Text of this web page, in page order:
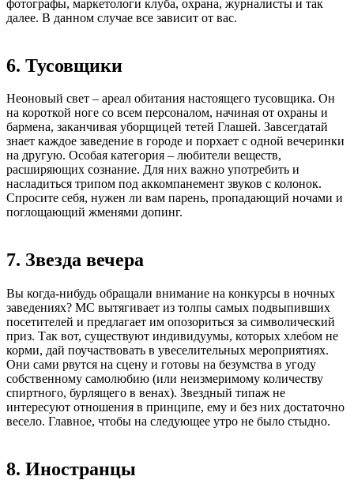
фотографы, маркетологи клуба, охрана, журналисты и так
далее. В данном случае все зависит от вас.
6. Тусовщики
Неоновый свет – ареал обитания настоящего тусовщика. Он
на короткой ноге со всем персоналом, начиная от охраны и
бармена, заканчивая уборщицей тетей Глашей. Завсегдатай
знает каждое заведение в городе и порхает с одной вечеринки
на другую. Особая категория – любители веществ,
расширяющих сознание. Для них важно употребить и
насладиться трипом под аккомпанемент звуков с колонок.
Спросите себя, нужен ли вам парень, пропадающий ночами и
поглощающий жменями допинг.
7. Звезда вечера
Вы когда-нибудь обращали внимание на конкурсы в ночных
заведениях? МС вытягивает из толпы самых подвыпивших
посетителей и предлагает им опозориться за символический
приз. Так вот, существуют индивидуумы, которых хлебом не
корми, дай поучаствовать в увеселительных мероприятиях.
Они сами рвутся на сцену и готовы на безумства в угоду
собственному самолюбию (или неизмеримому количеству
спиртного, бурлящего в венах). Звездный типаж не
интересуют отношения в принципе, ему и без них достаточно
весело. Главное, чтобы на следующее утро не было стыдно.
8. Иностранцы